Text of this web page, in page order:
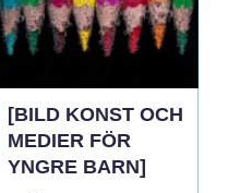
[BILD KONST OCH
MEDIER FÖR
YNGRE BARN]